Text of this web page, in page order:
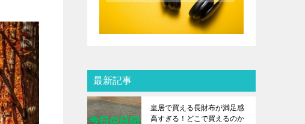
最新記事
皇居で買える長財布が満足感
高すぎる！どこで買えるのか